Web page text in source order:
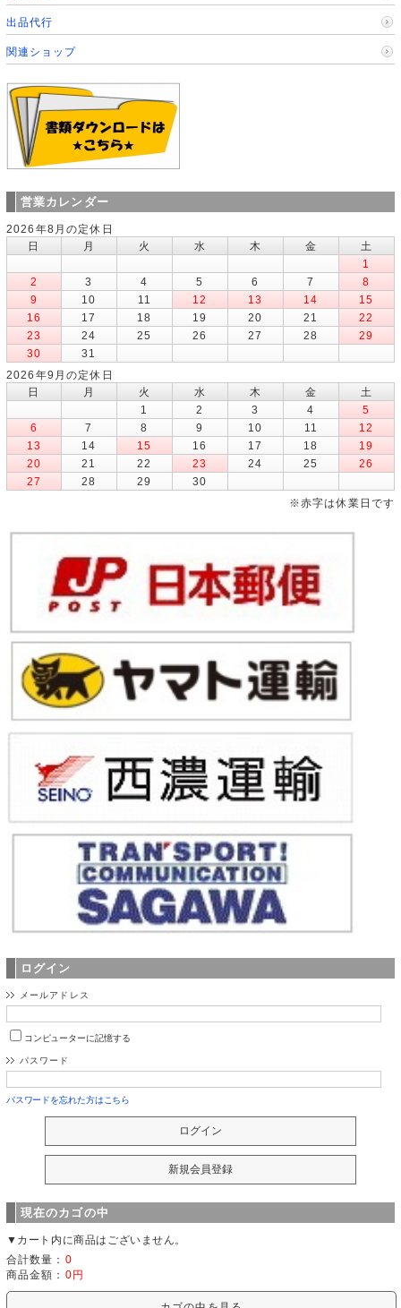
出品代行
関連ショップ
営業カレンダー
2026年8月の定休日
日
月 火 水 木 金
土
1
2
3 4 5 6 7
8
9
10 11 12 13 14
15
16
17 18 19 20 21
22
23
24 25 26 27 28
29
30
31
2026年9月の定休日
日
月 火 水 木 金
土
1
2 3 4
5
6
7 8 9 10 11
12
13
14 15 16 17 18
19
20
21 22 23 24 25
26
27
28 29
30
※赤字は休業日です
ログイン
メールアドレス
コンピューターに記憶する
パスワード
パスワードを忘れた方はこちら
現在のカゴの中
▼カート内に商品はございません。
合計数量： 0
商品金額： 0円